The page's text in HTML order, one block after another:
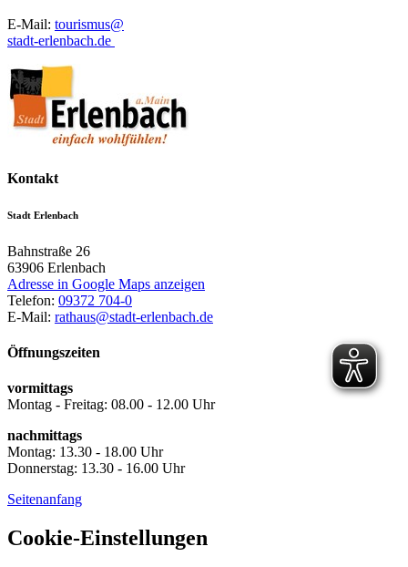
E-Mail: tourismus@
stadt-erlenbach.de
Kontakt
Stadt Erlenbach
Bahnstraße 26
63906 Erlenbach
Adresse in Google Maps anzeigen
Telefon: 09372 704-0
E-Mail: rathaus@stadt-erlenbach.de
Öffnungszeiten
vormittags
Montag - Freitag: 08.00 - 12.00 Uhr
nachmittags
Montag: 13.30 - 18.00 Uhr
Donnerstag: 13.30 - 16.00 Uhr
Seitenanfang
Cookie-Einstellungen